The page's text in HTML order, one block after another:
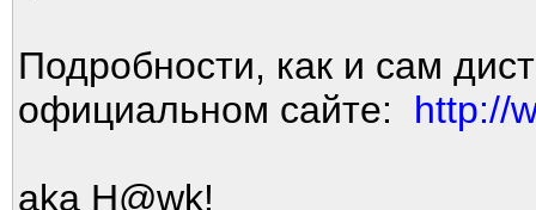
Подробности, как и сам
официальном сайте: http://
aka H@wk!